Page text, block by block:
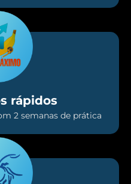
rápidos
2 semanas de prática